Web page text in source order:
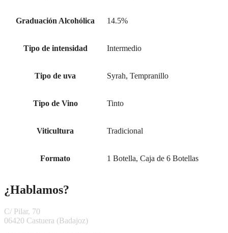
Graduación Alcohólica 14.5%
Tipo de intensidad Intermedio
Tipo de uva Syrah, Tempranillo
Tipo de Vino Tinto
Viticultura Tradicional
Formato 1 Botella, Caja de 6 Botellas
¿Hablamos?
C/ Pilar, 70
06420 Castuera (Badajoz)